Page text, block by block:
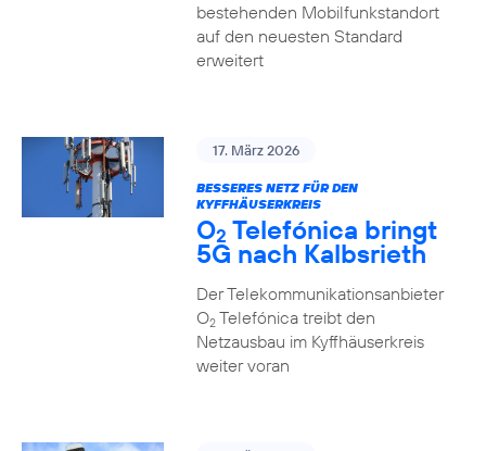
bestehenden Mobilfunkstandort
auf den neuesten Standard
erweitert
17. März 2026
BESSERES NETZ FÜR DEN
KYFFHÄUSERKREIS
O2 Telefónica bringt
5G nach Kalbsrieth
Der Telekommunikationsanbieter
O2Telefónica treibt den
Netzausbau im Kyffhäuserkreis
weiter voran